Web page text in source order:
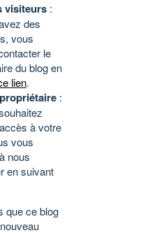
visiteurs :
des
vous
le
du blog en
lien.
:
à votre
vous
nous
en suivant
que ce blog